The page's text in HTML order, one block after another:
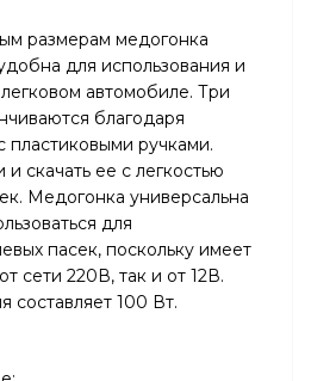
размерам медогонка
для использования и
автомобиле. Три
благодаря
пластиковыми ручками.
скачать ее с легкостью
Медогонка универсальна
для
пасек, поскольку имеет
сети 220В, так и от 12В.
составляет 100 Вт.